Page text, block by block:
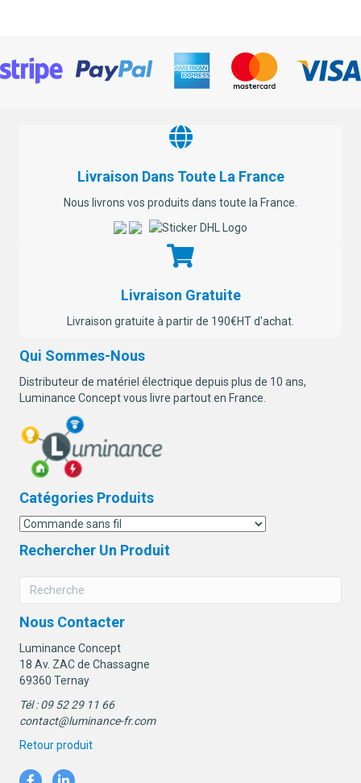
Livraison Dans Toute La France
Nous livrons vos produits dans toute la France.
Livraison Gratuite
Livraison gratuite à partir de 190€HT d'achat.
Qui Sommes-Nous
Distributeur de matériel électrique depuis plus de 10 ans,
Luminance Concept vous livre partout en France.
Catégories Produits
Rechercher Un Produit
Nous Contacter
Luminance Concept
18 Av. ZAC de Chassagne
69360 Ternay
Tél : 09 52 29 11 66
contact@luminance-fr.com
Retour produit